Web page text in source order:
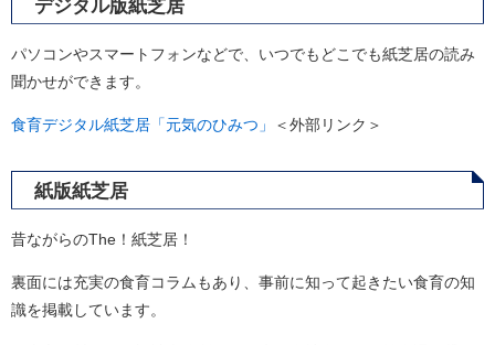
デジタル版紙芝居
パソコンやスマートフォンなどで、いつでもどこでも紙芝居の読み
聞かせができます。
食育デジタル紙芝居「元気のひみつ」 ＜外部リンク＞
紙版紙芝居
昔ながらのThe！紙芝居！
裏面には充実の食育コラムもあり、事前に知って起きたい食育の知
識を掲載しています。